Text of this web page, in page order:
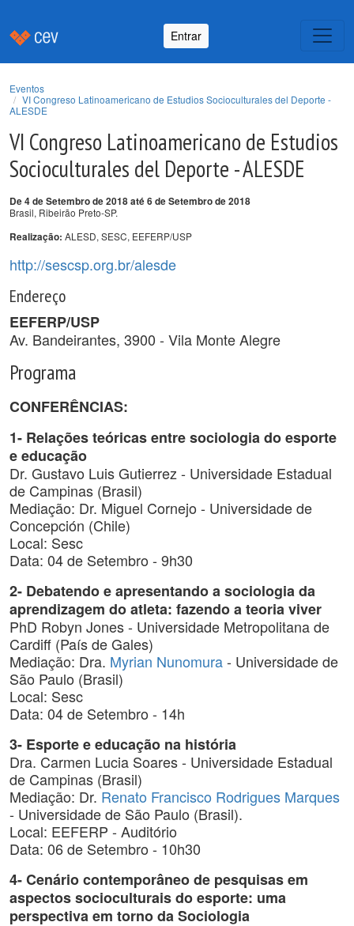
Entrar
Eventos
VI Congreso Latinoamericano de Estudios Socioculturales del Deporte -
ALESDE
VI Congreso Latinoamericano de Estudios
Socioculturales del Deporte - ALESDE
De 4 de Setembro de 2018 até 6 de Setembro de 2018
Brasil, Ribeirão Preto-SP.
Realização: ALESD, SESC, EEFERP/USP
http://sescsp.org.br/alesde
Endereço
EEFERP/USP
Av. Bandeirantes, 3900 - Vila Monte Alegre
Programa
CONFERÊNCIAS:
1- Relações teóricas entre sociologia do esporte
e educação
Dr. Gustavo Luis Gutierrez - Universidade Estadual
de Campinas (Brasil)
Mediação: Dr. Miguel Cornejo - Universidade de
Concepción (Chile)
Local: Sesc
Data: 04 de Setembro - 9h30
2- Debatendo e apresentando a sociologia da
aprendizagem do atleta: fazendo a teoria viver
PhD Robyn Jones - Universidade Metropolitana de
Cardiff (País de Gales)
Mediação: Dra. Myrian Nunomura- Universidade de
São Paulo (Brasil)
Local: Sesc
Data: 04 de Setembro - 14h
3- Esporte e educação na história
Dra. Carmen Lucia Soares - Universidade Estadual
de Campinas (Brasil)
Mediação: Dr. Renato Francisco Rodrigues Marques
- Universidade de São Paulo (Brasil).
Local: EEFERP - Auditório
Data: 06 de Setembro - 10h30
4- Cenário contemporâneo de pesquisas em
aspectos socioculturais do esporte: uma
perspectiva em torno da Sociologia